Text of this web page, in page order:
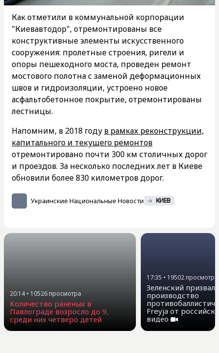
Как отметили в коммунальной корпорации
"Киевавтодор", отремонтированы все
конструктивные элементы искусственного
сооружения: пролетные строения, ригели и
опоры пешеходного моста, проведен ремонт
мостового полотна с заменой деформационных
швов и гидроизоляции, устроено новое
асфальтобетонное покрытие, отремонтированы
лестницы.
Напомним, в 2018 году в рамках реконструкции,
капитального и текущего ремонтов
отремонтировано почти 300 км столичных дорог
и проездов. За несколько последних лет в Киеве
обновили более 830 километров дорог.
Украинские Национальные Новости КИЕВ
20:14 • 10526 просмотра
Количество раненых в
Павлограде возросло до 9,
среди них четверо детей
17:35 • 19502просмотра
Зеленский
производство
Freyja от
видео